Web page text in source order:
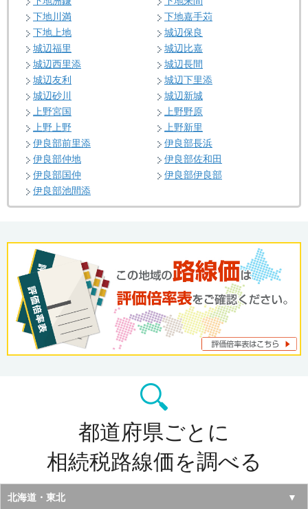
下地川満
下地嘉手苅
下地上地
城辺保良
城辺福里
城辺比嘉
城辺西里添
城辺長間
城辺友利
城辺下里添
城辺砂川
城辺新城
上野宮国
上野野原
上野上野
上野新里
伊良部前里添
伊良部長浜
伊良部仲地
伊良部佐和田
伊良部国仲
伊良部伊良部
伊良部池間添
都道府県ごとに
相続税路線価を調べる
北海道・東北